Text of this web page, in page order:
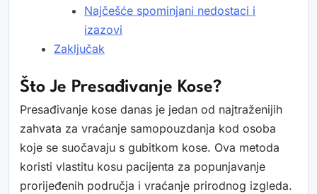
Najčešće spominjani nedostaci i
izazovi
Zaključak
Što Je Presađivanje Kose?
Presađivanje kose danas je jedan od najtraženijih
zahvata za vraćanje samopouzdanja kod osoba
koje se suočavaju s gubitkom kose. Ova metoda
koristi vlastitu kosu pacijenta za popunjavanje
prorijeđenih područja i vraćanje prirodnog izgleda.